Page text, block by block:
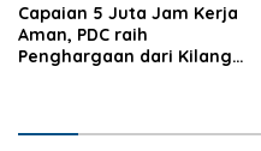
Capaian 5 Juta Jam Kerja
Aman, PDC raih
Penghargaan dari Kilang